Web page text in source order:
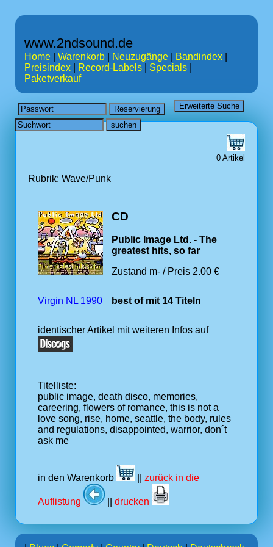
www.2ndsound.de
Home Warenkorb Neuzugänge Bandindex
Preisindex
Record-Labels Specials
Paketverkauf
0 Artikel
Rubrik: Wave/Punk
CD
Public Image Ltd. - The
greatest hits, so far
Zustand m- / Preis 2.00 €
Virgin NL 1990 best of mit 14 Titeln
identischer Artikel mit weiteren Infos auf
Titelliste:
public image, death disco, memories,
careering, flowers of romance, this is not a
love song, rise, home, seattle, the body, rules
and regulations, disappointed, warrior, don´t
ask me
in den Warenkorb zurück in die
Auflistung drucken